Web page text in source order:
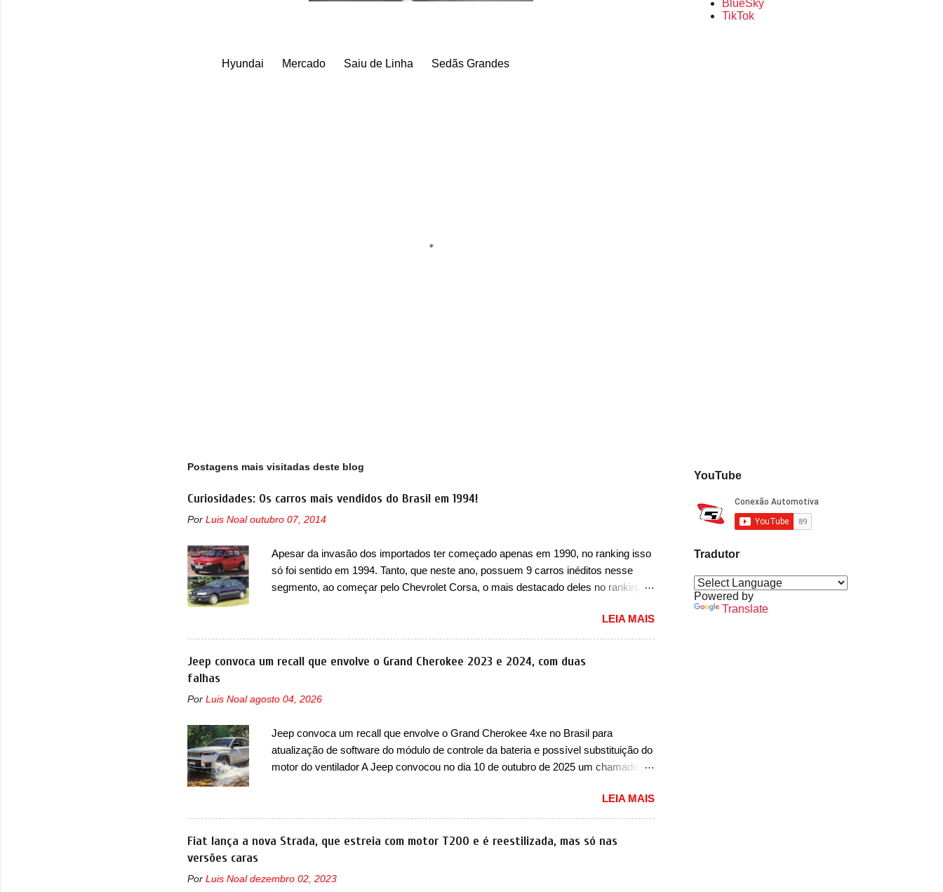
BlueSky
TikTok
YouTube
Tradutor
Powered by
Translate
Hyundai Mercado Saiu de Linha Sedãs Grandes
Postagens mais visitadas deste blog
Curiosidades: Os carros mais vendidos do Brasil em 1994!
Por Luis Noal outubro 07, 2014
Apesar da invasão dos importados ter começado apenas em 1990, no ranking isso
só foi sentido em 1994. Tanto, que neste ano, possuem 9 carros inéditos nesse
segmento, ao começar pelo Chevrolet Corsa, o mais destacado deles no ranking
lançamento da Chevrolet que assustou a concorrência. Nesse ano também era
lançada a nova geração do Volkswagen Gol que depois de 14 anos ganhava uma
nova geração feita do zero, apelidada de "Bolinha" por suas formas arredondadas.
Além do Gol, outro Volkswagen fazia sua estréia no mercado. Era o Pointer, versão
foi marcava pelos franceses, alemães, japoneses e coreanos que chegaram
nas vendas em 1994 foram o Renault R19 que vinha em 3 versões de carroceria,
sendo duas do hatch e o sedan, a famosa Kia Besta, o Vol...
LEIA MAIS
Jeep convoca um recall que envolve o Grand Cherokee 2023 e 2024, com duas
falhas
Por Luis Noal agosto 04, 2026
Jeep convoca um recall que envolve o Grand Cherokee 4xe no Brasil para
atualização de software do módulo de controle da bateria e possível substituição do
motor do ventilador A Jeep convocou no dia 10 de outubro de 2025 um chamado
com unidades de ano/modelo 2023 e 2024. A marca norte-americana diz que as
unidades afetadas precisam retornar a uma concessionária mais próxima para a
solução de dois problemas. O primeiro deles será uma atualização do software do
módulo de controle da bateria (AHCP e HCP). Para alguns veículos envolvidos,
ventilador HVAC (aquecimento, ventilação e ar-condicionado). A marca também
LEIA MAIS
Fiat lança a nova Strada, que estreia com motor T200 e é reestilizada, mas só nas
versões caras
Por Luis Noal dezembro 02, 2023